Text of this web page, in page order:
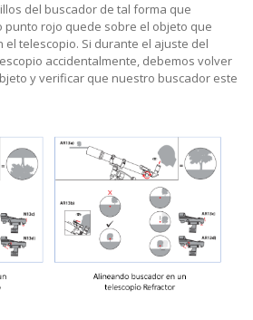
del buscador de tal forma que
punto rojo quede sobre el objeto que
telescopio. Si durante el ajuste del
accidentalmente, debemos volver
y verificar que nuestro buscador este